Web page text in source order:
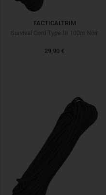
TACTICALTRIM
Survival Cord Type III 100m Noir
29,90 €